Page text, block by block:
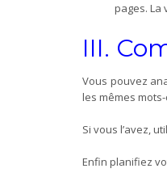
pages. La
III.
Vous pouvez
les mêmes mots-
Si vous l’avez,
Enfin planifiez